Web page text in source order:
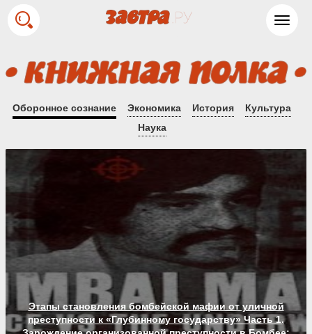
Оборонное сознание Экономика История
Культура
Наука
Этапы становления бомбейской мафии от уличной
преступности к «Глубинному государству» Часть 1.